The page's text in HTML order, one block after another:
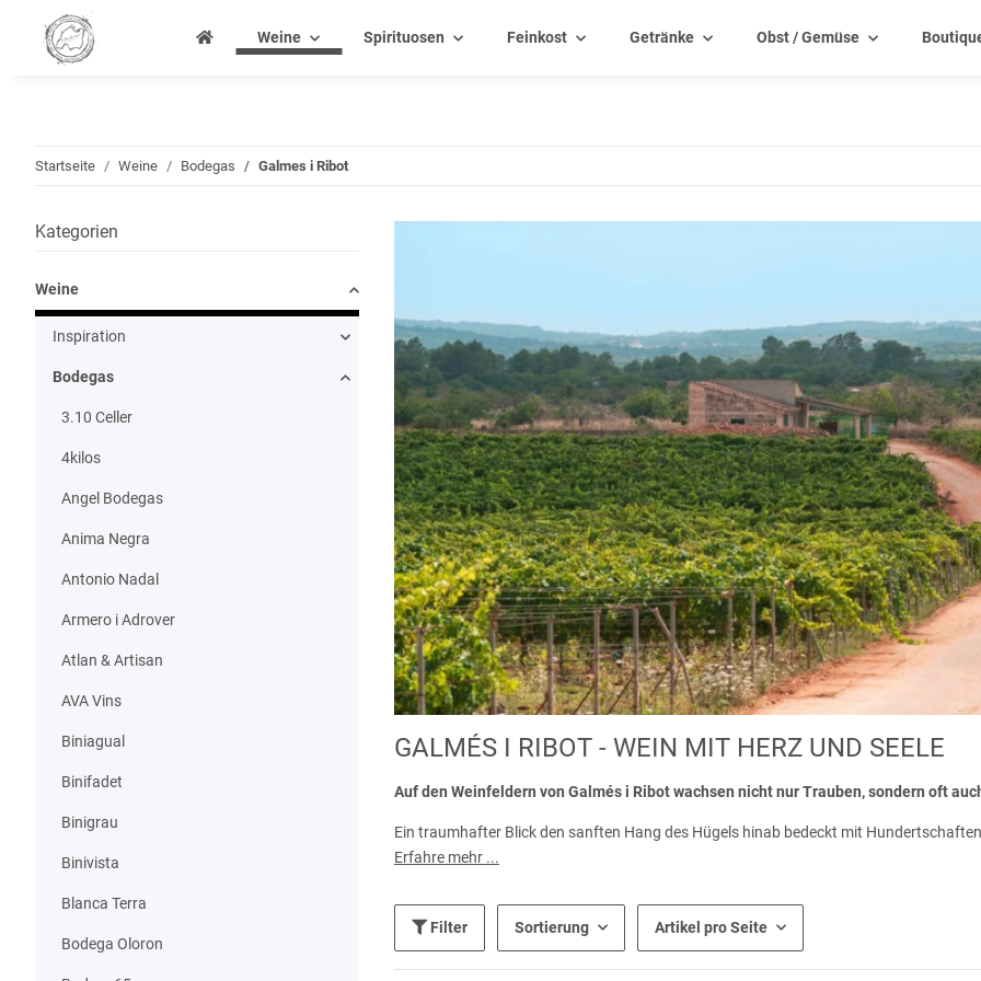
Weine Spirituosen Feinkost Getränke Obst / Gemüse
Startseite Weine Bodegas Galmes i Ribot
GALMÉS I RIBOT - WEIN MIT HERZ UND SEELE
Auf den Weinfeldern von Galmés i Ribot wachsen nicht nur Trauben, sondern oft
Ein traumhafter Blick den sanften Hang des Hügels hinab bedeckt mit
Lämmchen am satten Grün. Die ersten Impressionen: Hier bin ich Mensch, hier darf ich
noch nicht im Verständigungsangebot.
Schnell wird auch der Rest der Belegschaft ins Willkommensritual eingeschlossen: Da
Erfahre mehr ...
Filter Sortierung Artikel pro Seite
Kategorien
Weine
Inspiration
Bodegas
3.10 Celler
4kilos
Angel Bodegas
Anima Negra
Antonio Nadal
Armero i Adrover
Atlan & Artisan
AVA Vins
Biniagual
Binifadet
Binigrau
Binivista
Blanca Terra
Bodega Oloron